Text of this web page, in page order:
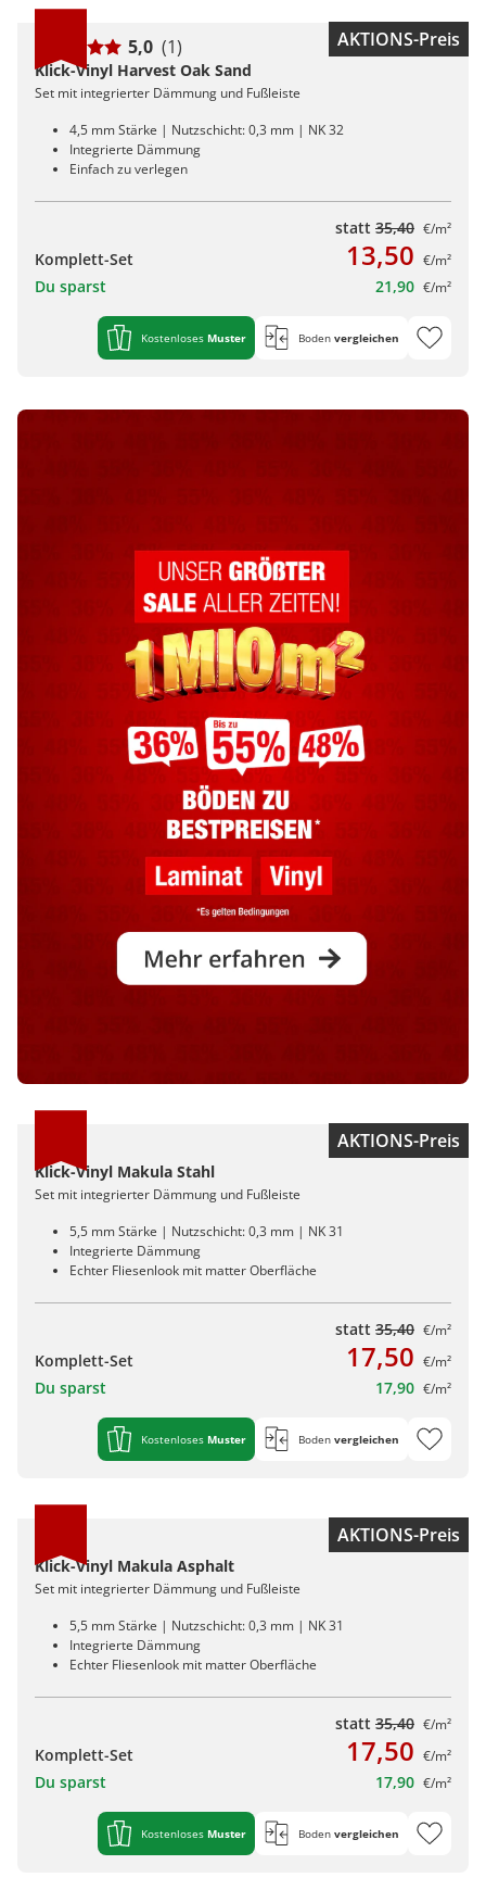
AKTIONS-Preis
5,0 (1)
Klick-Vinyl Harvest Oak Sand
Set mit integrierter Dämmung und Fußleiste
4,5 mm Stärke | Nutzschicht: 0,3 mm | NK 32
Integrierte Dämmung
Einfach zu verlegen
statt 35,40 €/m²
Komplett-Set 13,50 €/m²
Du sparst 21,90 €/m²
Kostenloses Muster Boden vergleichen
AKTIONS-Preis
Klick-Vinyl Makula Stahl
Set mit integrierter Dämmung und Fußleiste
5,5 mm Stärke | Nutzschicht: 0,3 mm | NK 31
Integrierte Dämmung
Echter Fliesenlook mit matter Oberfläche
statt 35,40 €/m²
Komplett-Set 17,50 €/m²
Du sparst 17,90 €/m²
Kostenloses Muster Boden vergleichen
AKTIONS-Preis
Klick-Vinyl Makula Asphalt
Set mit integrierter Dämmung und Fußleiste
5,5 mm Stärke | Nutzschicht: 0,3 mm | NK 31
Integrierte Dämmung
Echter Fliesenlook mit matter Oberfläche
statt 35,40 €/m²
Komplett-Set 17,50 €/m²
Du sparst 17,90 €/m²
Kostenloses Muster Boden vergleichen